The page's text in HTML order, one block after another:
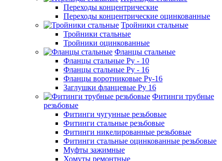
Переходы концентрические
Переходы концентрические оцинкованные
Тройники стальные
Тройники стальные
Тройники оцинкованные
Фланцы стальные
Фланцы стальные Ру - 10
Фланцы стальные Ру - 16
Фланцы воротниковые Ру-16
Заглушки фланцевые Ру 16
Фитинги трубные
резьбовые
Фитинги чугунные резьбовые
Фитинги стальные резьбовые
Фитинги никелированные резьбовые
Фитинги стальные оцинкованные резьбовые
Муфты зажимные
Хомуты ремонтные